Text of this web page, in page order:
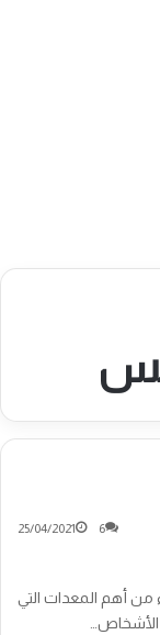
25/04/2021 6
من أهم المعدات التي
الأشخاص…